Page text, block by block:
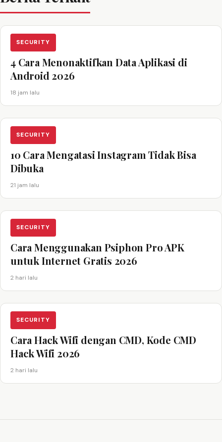
SECURITY
4 Cara Menonaktifkan Data Aplikasi di
Android 2026
18 jam lalu
SECURITY
10 Cara Mengatasi Instagram Tidak Bisa
Dibuka
21 jam lalu
SECURITY
Cara Menggunakan Psiphon Pro APK
untuk Internet Gratis 2026
2 hari lalu
SECURITY
Cara Hack Wifi dengan CMD, Kode CMD
Hack Wifi 2026
2 hari lalu